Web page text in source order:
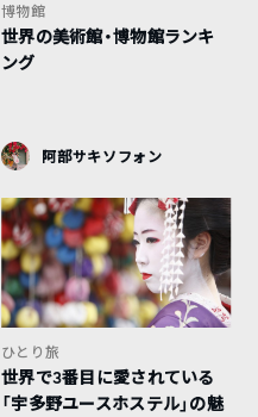
博物館
世界の美術館・博物館ランキ
ング
阿部サキソフォン
ひとり旅
世界で3番目に愛されている
「宇多野ユースホステル」の魅